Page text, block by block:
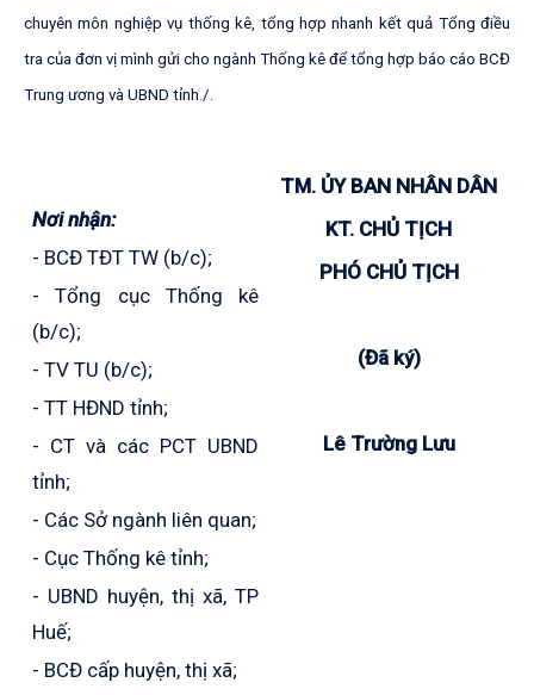
chuyênmôn nghiệp vụ thống kê, tổng hợp nhan h kết quả Tổngđiều
tra của đơn vị mìn h gửi cho ngàn h Thống kê để tổng hợp báo cáo BCĐ
Trung ương và UBND tỉnh./.
Nơi nhận:
- BCĐ TĐT TW (b/c);
- Tổng cục Thống kê
(b/c);
- TV TU (b/c);
- TT HĐND tỉnh;
- CT và các PCT UBND
tỉnh;
- Các Sở ngành liên quan;
- Cục Thống kê tỉnh;
- UBND huyện, thị xã, TP
Huế;
- BCĐ cấp huyện, thị xã;
TM. ỦY BAN NHÂN DÂN
KT. CHỦ TỊCH
PHÓ CHỦ TỊCH
(Đã ký)
Lê Trường Lưu